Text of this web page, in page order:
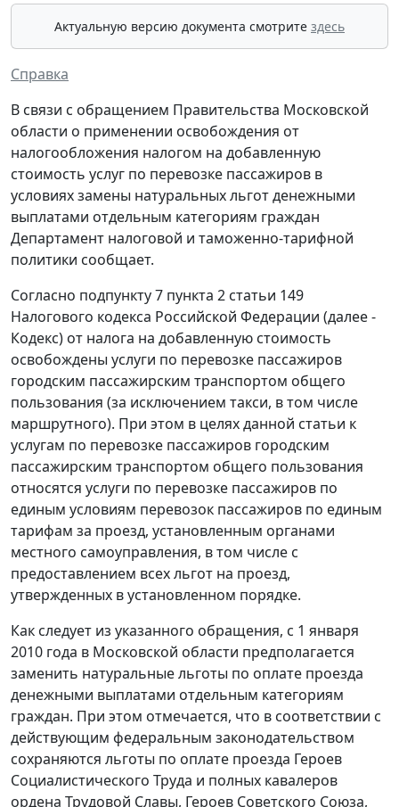
Актуальную версию документа смотрите здесь
Справка
В связи с обращением Правительства Московской
области о применении освобождения от
налогообложения налогом на добавленную
стоимость услуг по перевозке пассажиров в
условиях замены натуральных льгот денежными
выплатами отдельным категориям граждан
Департамент налоговой и таможенно-тарифной
политики сообщает.
Согласно подпункту 7 пункта 2 статьи 149
Налогового кодекса Российской Федерации (далее -
Кодекс) от налога на добавленную стоимость
освобождены услуги по перевозке пассажиров
городским пассажирским транспортом общего
пользования (за исключением такси, в том числе
маршрутного). При этом в целях данной статьи к
услугам по перевозке пассажиров городским
пассажирским транспортом общего пользования
относятся услуги по перевозке пассажиров по
единым условиям перевозок пассажиров по единым
тарифам за проезд, установленным органами
местного самоуправления, в том числе с
предоставлением всех льгот на проезд,
утвержденных в установленном порядке.
Как следует из указанного обращения, с 1 января
2010 года в Московской области предполагается
заменить натуральные льготы по оплате проезда
денежными выплатами отдельным категориям
граждан. При этом отмечается, что в соответствии с
действующим федеральным законодательством
сохраняются льготы по оплате проезда Героев
Социалистического Труда и полных кавалеров
ордена Трудовой Славы, Героев Советского Союза,